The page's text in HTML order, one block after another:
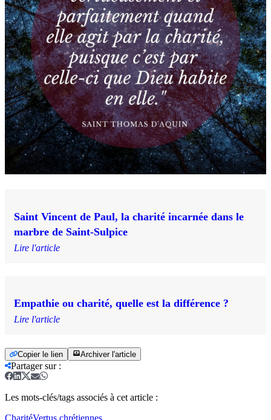
Saint Vincent de Paul, la charité incarnée dans le
marbre de Saint-Sulpice
Lire l'article
Empathie ou charité, quelle est la différence ?
Lire l'article
Copier le lien Archiver l'article
Partager sur:
Les mots-clés/tags associés à cet article :
CharitéVertus chrétiennes